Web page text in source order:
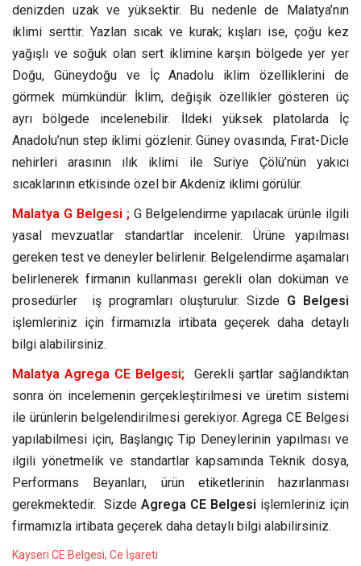
denizden uzak ve yüksektir. Bu nedenle de Malatya’nın
iklimi serttir. Yazlan sıcak ve kurak; kışları ise, çoğu kez
yağışlı ve soğuk olan sert iklimine karşın bölgede yer yer
Doğu, Güneydoğu ve İç Anadolu iklim özelliklerini de
görmek mümkündür. İklim, değişik özellikler gösteren üç
ayrı bölgede incelenebilir. İldeki yüksek platolarda İç
Anadolu’nun step iklimi gözlenir. Güney ovasında, Fırat-Dicle
nehirleri arasının ılık iklimi ile Suriye Çölü’nün yakıcı
sıcaklarının etkisinde özel bir Akdeniz iklimi görülür.
Malatya G Belgesi ; G Belgelendirme yapılacak ürünle ilgili
yasal mevzuatlar standartlar incelenir. Ürüne yapılması
gereken test ve deneyler belirlenir. Belgelendirme aşamaları
belirlenerek firmanın kullanması gerekli olan doküman ve
prosedürler iş programları oluşturulur. Sizde G Belgesi
işlemleriniz için firmamızla irtibata geçerek daha detaylı
bilgi alabilirsiniz.
Malatya Agrega CE Belgesi;
Gerekli şartlar sağlandıktan
sonra ön incelemenin gerçekleştirilmesi ve üretim sistemi
ile ürünlerin belgelendirilmesi gerekiyor. Agrega CE Belgesi
yapılabilmesi için, Başlangıç Tip Deneylerinin yapılması ve
ilgili yönetmelik ve standartlar kapsamında Teknik dosya,
Performans Beyanları, ürün etiketlerinin hazırlanması
gerekmektedir. Sizde Agrega CE Belgesi işlemleriniz için
firmamızla irtibata geçerek daha detaylı bilgi alabilirsiniz.
Kayseri CE Belgesi, Ce İşareti